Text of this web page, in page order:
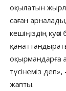
оқылатын
саған
кешіңіздің
оқырмандарға
түсінеміз
жапты.